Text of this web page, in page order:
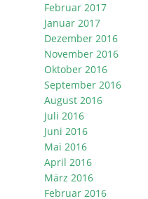
Februar 2017
Januar 2017
Dezember 2016
November 2016
Oktober 2016
September 2016
August 2016
Juli 2016
Juni 2016
Mai 2016
April 2016
März 2016
Februar 2016